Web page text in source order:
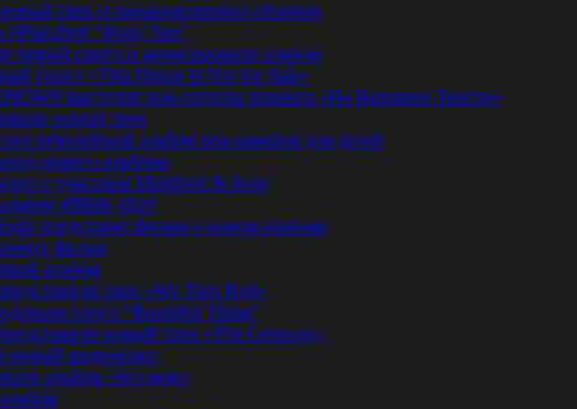
трек и проанонсировал сборник
“Jesus’ Son”
новый сингл и анонсировали альбом
сингл «This House Is Not for Sale»
выступят рок-группы проекта «На Вершине Тенгри»
новый трек
юбилейный альбом рок-каверов для детей
нового альбома
с участием Mumford & Sons
#Blink-182#
представят фильм о новом альбоме
фильм
альбом
трек «We Turn Red»
сингл “Beautiful Thing”
новый трек «The Getaway»
новый видеоклип
альбом «Без меж»